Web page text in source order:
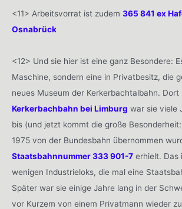
<11> Arbeitsvorrat ist zudem 365 841 ex
Osnabrück
<12> Und sie hier ist eine ganz Besondere:
Maschine, sondern eine in Privatbesitz, die
neues Museum der Kerkerbachtalbahn. Dort
Kerkerbachbahn bei Limburg war sie viele
bis (und jetzt kommt die große
1975 von der Bundesbahn übernommen
Staatsbahnnummer 333 901-7 erhielt. Das
wenigen Industrieloks, die mal eine
Später war sie einige Jahre lang in der
vor Kurzem von einem Privatmann wieder